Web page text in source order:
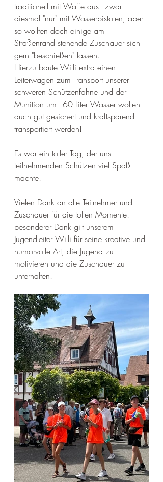
traditionell mit Waffe aus - zwar
diesmal "nur" mit Wasserpistolen, aber
so wollten doch einige am
Straßenrand stehende Zuschauer sich
gern "beschießen" lassen.
Hierzu baute Willi extra einen
Leiterwagen zum Transport unserer
schweren Schützenfahne und der
Munition um - 60 Liter Wasser wollen
auch gut gesichert und kraftsparend
transportiert werden!
Es war ein toller Tag, der uns
teilnehmenden Schützen viel Spaß
machte!
Vielen Dank an alle Teilnehmer und
Zuschauer für die tollen Momente!
besonderer Dank gilt unserem
Jugendleiter Willi für seine kreative und
humorvolle Art, die Jugend zu
motivieren und die Zuschauer zu
unterhalten!